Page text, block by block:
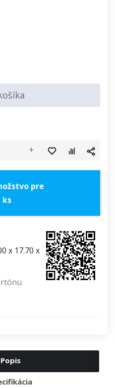
pre
ks
x 17.70 x
Popis